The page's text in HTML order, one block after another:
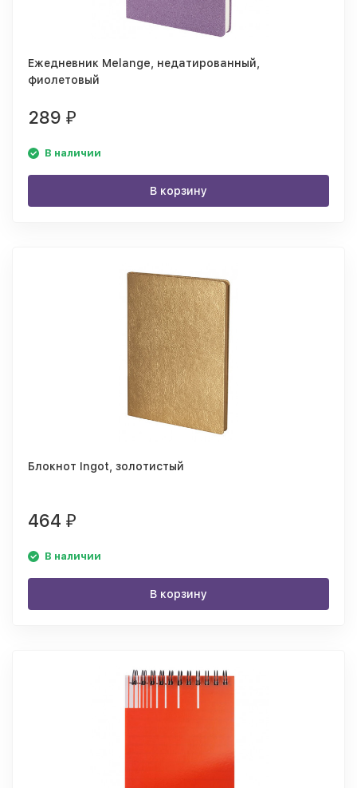
Ежедневник Melange, недатированный,
фиолетовый
289 ₽
В наличии
В корзину
Блокнот Ingot, золотистый
464 ₽
В наличии
В корзину